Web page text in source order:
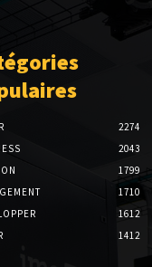
2274
2043
1799
1710
1612
1412